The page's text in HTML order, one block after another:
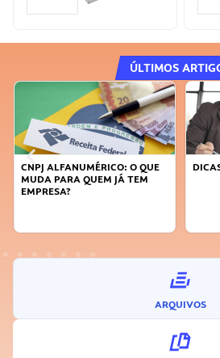
ÚLTIMOS
CNPJ ALFANUMÉRICO: O QUE
MUDA PARA QUEM JÁ TEM
EMPRESA?
ARQUIVOS